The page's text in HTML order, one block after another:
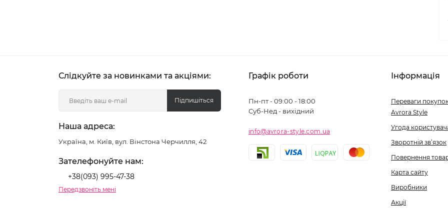
Слідкуйте за новинками та акціями:
Підпишіться
Наша адреса:
Україна, м. Київ, вул. Вінстона Черчилля, 42
Зателефонуйте нам:
+38(093) 995-47-38
Передзвоніть мені
Графік роботи
Пн-пт - 09:00 - 18:00
Суб-Нед - вихідний
info@avrora-style.com.ua
Інформація
Переваги
Avrora Style
Угода
Зворотній зв’язок
Повернення
Карта сайту
Виробники
Акції